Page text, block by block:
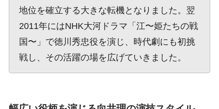
地位を確立する大きな転機となりました。翌
2011年にはNHK大河ドラマ「江〜姫たちの戦
国〜」で徳川秀忠役を演じ、時代劇にも初挑
戦し、その活躍の場を広げていきました。